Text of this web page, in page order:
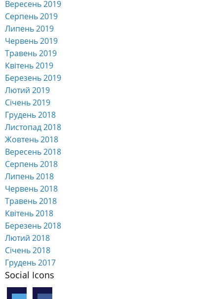
Вересень 2019
Серпень 2019
Липень 2019
Червень 2019
Травень 2019
Квітень 2019
Березень 2019
Лютий 2019
Січень 2019
Грудень 2018
Листопад 2018
Жовтень 2018
Вересень 2018
Серпень 2018
Липень 2018
Червень 2018
Травень 2018
Квітень 2018
Березень 2018
Лютий 2018
Січень 2018
Грудень 2017
Social Icons